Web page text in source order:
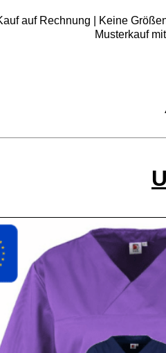
auf Rechnung | Keine
Musterkauf